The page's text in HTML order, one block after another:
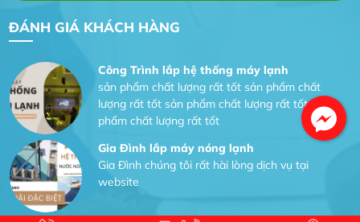
ĐÁNH GIÁ KHÁCH HÀNG
Công Trình lắp hệ thống máy lạnh
sản phẩm chất lượng rất tốt sản phẩm chất
lượng rất tốt sản phẩm chất lượng rất tốt sản
phẩm chất lượng rất tốt
Gia Đình lắp máy nóng lạnh
Gia Đình chúng tôi rất hài lòng dịch vụ tại
website